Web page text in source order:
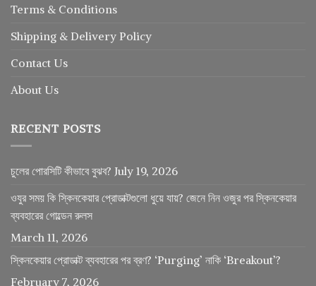
Terms & Conditions
Shipping & Delivery Policy
Contact Us
About Us
RECENT POSTS
চুলের পোরসিটি কীভাবে বুঝব? July 19, 2026
ওযুর সময় কি স্কিনকেয়ার প্রোডাক্টগুলো ধুয়ে যায়? জেনে নিন ওজুর পর স্কিনকেয়ার
ব্যবহারের গোল্ডেন রুলস
March 11, 2026
স্কিনকেয়ার প্রোডাক্ট ব্যবহারের পর ব্রণ? ‘Purging’ নাকি ‘Breakout’?
February 7, 2026